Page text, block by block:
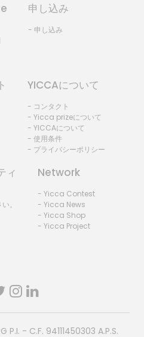
申し込み
- 申し込み
YICCAについて
- コンタクト
- Yicca prizeについて
- YICCAについて
- 使用条件
- プライバシーポリシー
ィ
。
Network
- Yicca Contest
- Yicca News
- Yicca Shop
- Yicca Project
P.I. - C.F. 94111450303 A.P.S.